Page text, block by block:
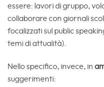
essere: lavori di gruppo,
collaborare con giornali
focalizzati sul public
temi di attualità).
Nello specifico, invece, in
suggerimenti: